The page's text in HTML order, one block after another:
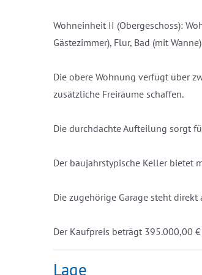
Wohneinheit II (Obergeschoss):
Gästezimmer), Flur, Bad (mit Wanne)
Die obere Wohnung verfügt über
zusätzliche Freiräume schaffen.
Die durchdachte Aufteilung sorgt
Der baujahrstypische Keller bietet
Die zugehörige Garage steht direkt
Der Kaufpreis beträgt 395.000,00
Lage